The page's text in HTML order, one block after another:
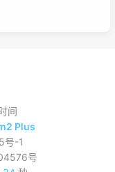
间
Plus
号-1
号